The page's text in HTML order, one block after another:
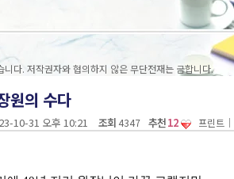
니다. 저작권자와 협의하지 않은 무단전재는 금합니다.
원의 수다
10-31 오후 10:21 조회 4347 추천12 프린트 ｜